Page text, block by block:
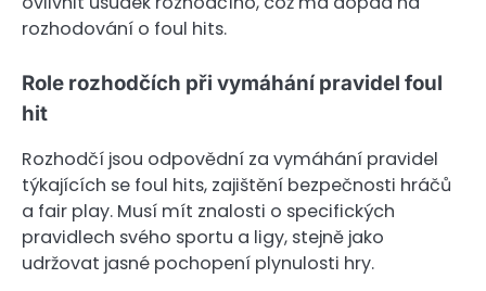
rozhodování o foul hits.
Role rozhodčích při vymáhání pravidel foul
hit
Rozhodčí jsou odpovědní za vymáhání pravidel
týkajících se foul hits, zajištění bezpečnosti hráčů
a fair play. Musí mít znalosti o specifických
pravidlech svého sportu a ligy, stejně jako
udržovat jasné pochopení plynulosti hry.